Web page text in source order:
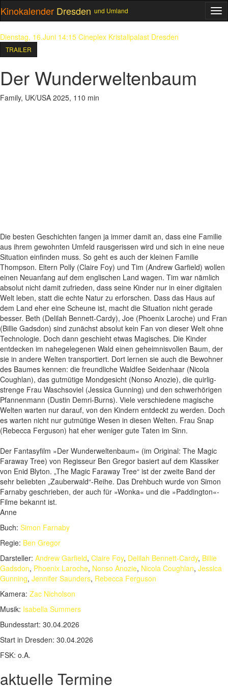
Kinokalender Dresden und Umland
Dienstag, 16.Juni 14:15 Cineplex Kristallpalast Dresden
TRAILER
Der Wunderweltenbaum
Family, UK/USA 2025, 110 min
Die besten Geschichten fangen ja immer damit an, dass eine Familie
aus ihrem gewohnten Umfeld rausgerissen wird und sich in eine neue
Situation einfinden muss. So geht es auch der kleinen Familie
Thompson. Eltern Polly (Claire Foy) und Tim (Andrew Garfield) wollen
einen Neuanfang auf dem englischen Land wagen. Tim war nämlich
absolut nicht damit zufrieden, dass seine Kinder nur in einer digitalen
Welt leben, statt die echte Natur zu erforschen. Dass das Haus auf
dem Land eher eine Scheune ist, macht die Situation nicht gerade
besser. Beth (Delilah Bennett-Cardy), Joe (Phoenix Laroche) und Fran
(Billie Gadsdon) sind zunächst absolut kein Fan von dieser Welt ohne
Technologie. Doch dann geschieht etwas Magisches. Die Kinder
entdecken im nahegelegenen Wald einen geheimnisvollen Baum, der
sie in andere Welten transportiert. Dort lernen sie auch die Bewohner
des Baumes kennen: die freundliche Waldfee Seidenhaar (Nicola
Coughlan), das gutmütige Mondgesicht (Nonso Anozie), die quirlig-
strenge Frau Waschsoviel (Jessica Gunning) und den schwerhörigen
Pfannenmann (Dustin Demri-Burns). Viele verschiedene magische
Welten warten nur darauf, von den Kindern entdeckt zu werden. Doch
es warten nicht nur gutmütige Wesen in diesen Welten. Frau Snap
(Rebecca Ferguson) hat eher weniger gute Taten im Sinn.
Der Fantasyfilm »Der Wunderweltenbaum« (im Original: The Magic
Faraway Tree) von Regisseur Ben Gregor basiert auf dem Klassiker
von Enid Blyton. „The Magic Faraway Tree“ ist der zweite Band der
sehr beliebten „Zauberwald“-Reihe. Das Drehbuch wurde von Simon
Farnaby geschrieben, der auch für »Wonka« und die »Paddington«-
Filme bekannt ist.
Anne
Buch: Simon Farnaby
Regie: Ben Gregor
Darsteller: Andrew Garfield, Claire Foy, Delilah Bennett-Cardy, Billie
Gadsdon, Phoenix Laroche, Nonso Anozie, Nicola Coughlan, Jessica
Gunning, Jennifer Saunders, Rebecca Ferguson
Kamera: Zac Nicholson
Musik: Isabella Summers
Bundesstart: 30.04.2026
Start in Dresden: 30.04.2026
FSK: o.A.
aktuelle Termine